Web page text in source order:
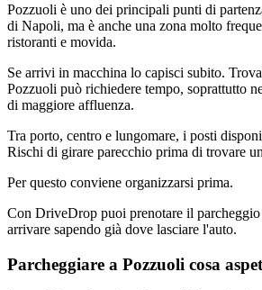
Pozzuoli è uno dei principali punti di
di Napoli, ma è anche una zona molto
ristoranti e movida.
Se arrivi in macchina lo capisci subito.
Pozzuoli può richiedere tempo, soprattutto
di maggiore affluenza.
Tra porto, centro e lungomare, i posti
Rischi di girare parecchio prima di trovare
Per questo conviene organizzarsi prima.
Con DriveDrop puoi prenotare il
arrivare sapendo già dove lasciare l'auto.
Parcheggiare a Pozzuoli cosa